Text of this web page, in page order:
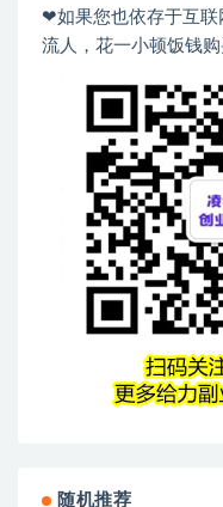
❤如果您也依存于互联
流人，花一小顿饭钱
随机推荐